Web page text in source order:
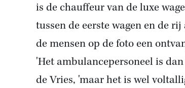
is de chauffeur van de luxe
tussen de eerste wagen en de
de mensen op de foto een
'Het ambulancepersoneel is
de Vries, 'maar het is wel